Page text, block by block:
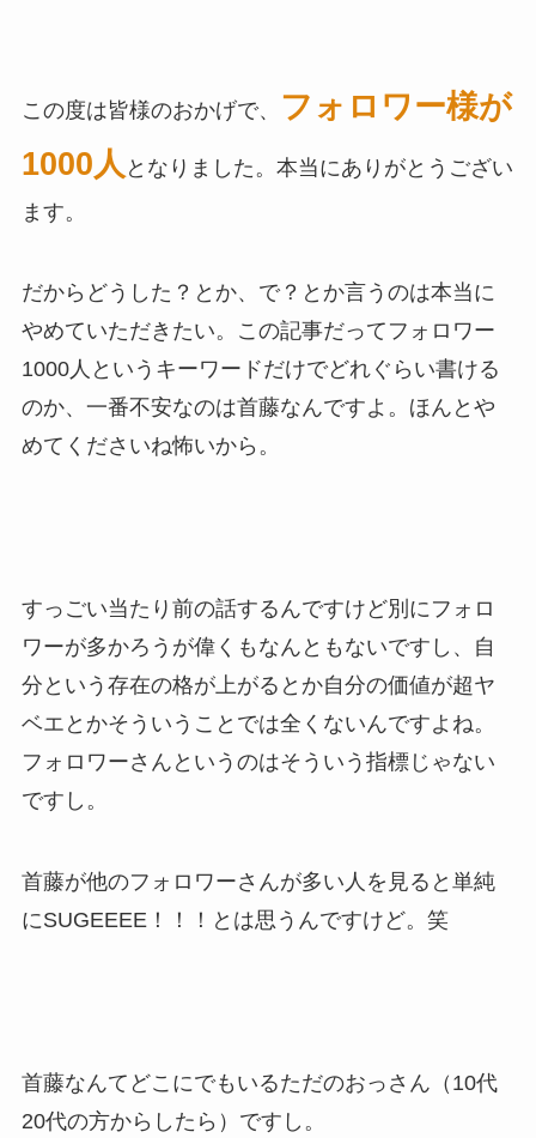
この度は皆様のおかげで、
フォロワー様が
1000人 となりました。本当にありがとうござい
ます。
だからどうした？とか、で？とか言うのは本当に
やめていただきたい。この記事だってフォロワー
1000人というキーワードだけでどれぐらい書ける
のか、一番不安なのは首藤なんですよ。ほんとや
めてくださいね怖いから。
すっごい当たり前の話するんですけど別にフォロ
ワーが多かろうが偉くもなんともないですし、自
分という存在の格が上がるとか自分の価値が超ヤ
ベエとかそういうことでは全くないんですよね。
フォロワーさんというのはそういう指標じゃない
ですし。
首藤が他のフォロワーさんが多い人を見ると単純
にSUGEEEE！！！とは思うんですけど。笑
首藤なんてどこにでもいるただのおっさん（10代
20代の方からしたら）ですし。